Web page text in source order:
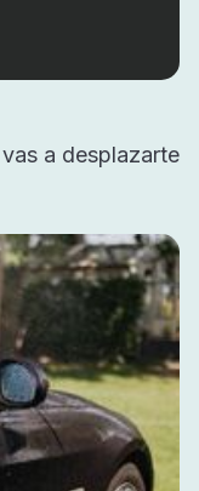
a desplazarte